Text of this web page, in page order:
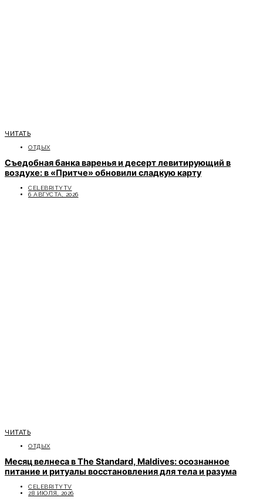
ЧИТАТЬ
ОТДЫХ
Съедобная банка варенья и десерт левитирующий в
воздухе: в «Притче» обновили сладкую карту
CELEBRITYTV
6 АВГУСТА, 2026
ЧИТАТЬ
ОТДЫХ
Месяц велнеса в The Standard, Maldives: осознанное
питание и ритуалы восстановления для тела и разума
CELEBRITYTV
28 ИЮЛЯ, 2026